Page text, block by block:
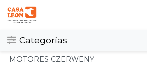
Categorías
Categorias
Todos
MOTORES CZERWENY